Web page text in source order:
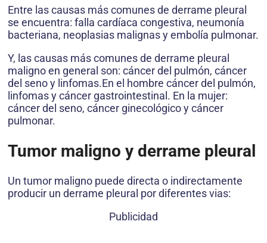
Entre las causas más comunes de derrame pleural
se encuentra: falla cardíaca congestiva, neumonía
bacteriana, neoplasias malignas y embolía pulmonar.
Y, las causas más comunes de derrame pleural
maligno en general son: cáncer del pulmón, cáncer
del seno y linfomas.En el hombre cáncer del pulmón,
linfomas y cáncer gastrointestinal. En la mujer:
cáncer del seno, cáncer ginecológico y cáncer
pulmonar.
Tumor maligno y derrame pleural
Un tumor maligno puede directa o indirectamente
producir un derrame pleural por diferentes vias:
Publicidad